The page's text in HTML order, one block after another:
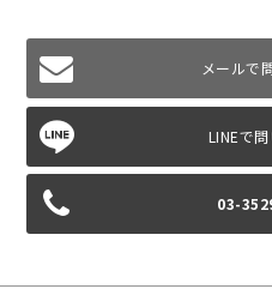
メールで
03-